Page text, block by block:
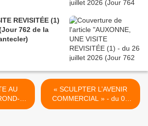
REVISITÉE (1)
762 de la
« SCULPTER L’AVENIR
COMMERCIAL » - du 02
NOVEMBRE 2015